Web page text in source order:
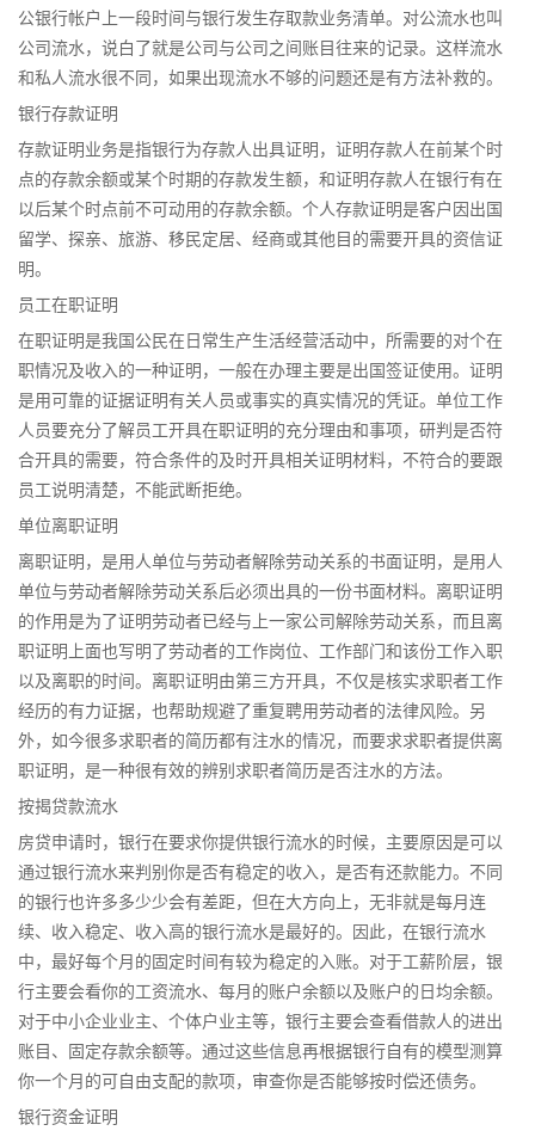
公银行帐户上一段时间与银行发生存取款业务清单。对公流水也叫
公司流水，说白了就是公司与公司之间账目往来的记录。这样流水
和私人流水很不同，如果出现流水不够的问题还是有方法补救的。
银行存款证明
存款证明业务是指银行为存款人出具证明，证明存款人在前某个时
点的存款余额或某个时期的存款发生额，和证明存款人在银行有在
以后某个时点前不可动用的存款余额。个人存款证明是客户因出国
留学、探亲、旅游、移民定居、经商或其他目的需要开具的资信证
明。
员工在职证明
在职证明是我国公民在日常生产生活经营活动中，所需要的对个在
职情况及收入的一种证明，一般在办理主要是出国签证使用。证明
是用可靠的证据证明有关人员或事实的真实情况的凭证。单位工作
人员要充分了解员工开具在职证明的充分理由和事项，研判是否符
合开具的需要，符合条件的及时开具相关证明材料，不符合的要跟
员工说明清楚，不能武断拒绝。
单位离职证明
离职证明，是用人单位与劳动者解除劳动关系的书面证明，是用人
单位与劳动者解除劳动关系后必须出具的一份书面材料。离职证明
的作用是为了证明劳动者已经与上一家公司解除劳动关系，而且离
职证明上面也写明了劳动者的工作岗位、工作部门和该份工作入职
以及离职的时间。离职证明由第三方开具，不仅是核实求职者工作
经历的有力证据，也帮助规避了重复聘用劳动者的法律风险。另
外，如今很多求职者的简历都有注水的情况，而要求求职者提供离
职证明，是一种很有效的辨别求职者简历是否注水的方法。
按揭贷款流水
房贷申请时，银行在要求你提供银行流水的时候，主要原因是可以
通过银行流水来判别你是否有稳定的收入，是否有还款能力。不同
的银行也许多多少少会有差距，但在大方向上，无非就是每月连
续、收入稳定、收入高的银行流水是最好的。因此，在银行流水
中，最好每个月的固定时间有较为稳定的入账。对于工薪阶层，银
行主要会看你的工资流水、每月的账户余额以及账户的日均余额。
对于中小企业业主、个体户业主等，银行主要会查看借款人的进出
账目、固定存款余额等。通过这些信息再根据银行自有的模型测算
你一个月的可自由支配的款项，审查你是否能够按时偿还债务。
银行资金证明